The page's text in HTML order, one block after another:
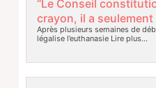
“Le Conseil
crayon, il a seulement
Après plusieurs semaines de
légalise l’euthanasieLire plus…